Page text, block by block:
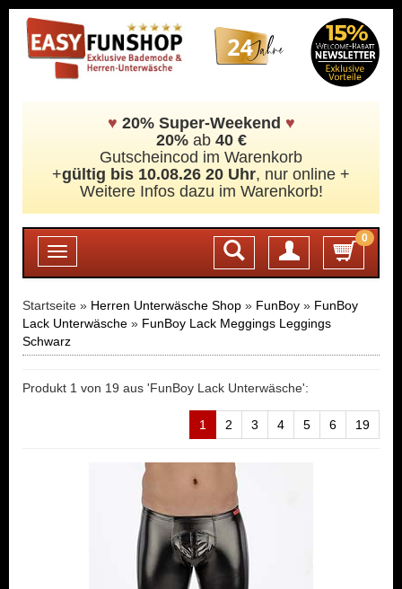
♥ 20% Super-Weekend ♥
20%ab 40 €
Gutscheincod im Warenkorb
+gültig bis 10.08.26 20 Uhr, nur online +
Weitere Infos dazu im Warenkorb!
Toggle
navigation
0
Login
Startseite » Herren Unterwäsche Shop » FunBoy » FunBoy
Lack Unterwäsche » FunBoy Lack Meggings Leggings
Schwarz
Produkt 1 von 19 aus 'FunBoy Lack Unterwäsche':
1 2 3 4 5 6 19